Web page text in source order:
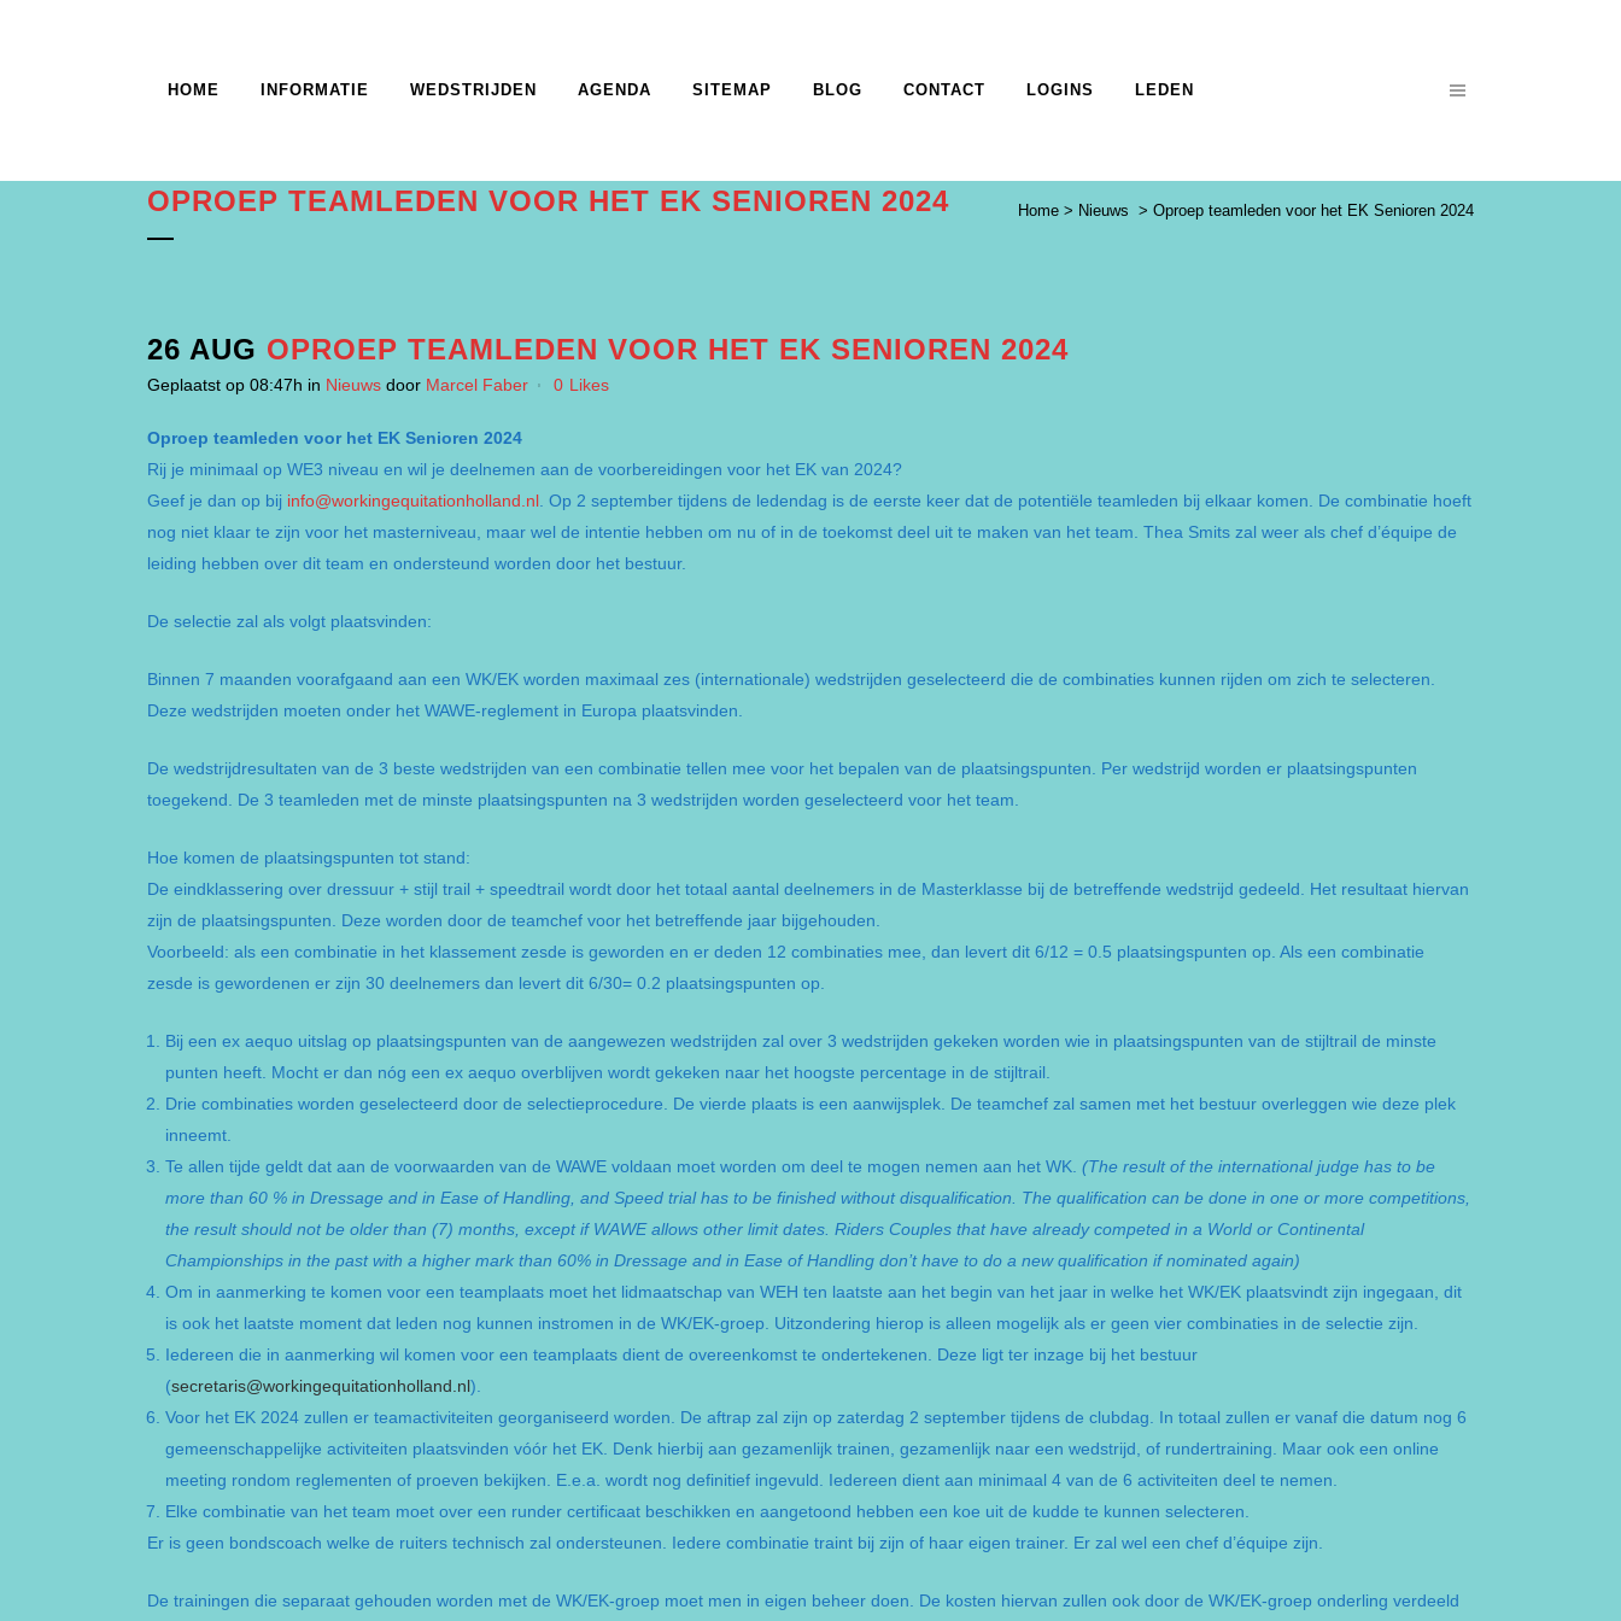
HOME INFORMATIE WEDSTRIJDEN AGENDA SITEMAP BLOG CONTACT LOGINS LEDEN
OPROEP TEAMLEDEN VOOR HET EK SENIOREN 2024 Home > Nieuws > Oproep teamleden voor het EK Senioren 2024
26 AUG OPROEP TEAMLEDEN VOOR HET EK SENIOREN 2024
Geplaatst op 08:47h in Nieuws door Marcel Faber 0 Likes
Oproep teamleden voor het EK Senioren 2024
Rij je minimaal op WE3 niveau en wil je deelnemen aan de voorbereidingen voor het EK van 2024?
Geef je dan op bij info@workingequitationholland.nl . Op 2 september tijdens de ledendag is de eerste keer dat de potentiële teamleden bij elkaar komen. De combinatie hoeft
nog niet klaar te zijn voor het masterniveau, maar wel de intentie hebben om nu of in de toekomst deel uit te maken van het team. Thea Smits zal weer als chef d’équipe de
leiding hebben over dit team en ondersteund worden door het bestuur.
De selectie zal als volgt plaatsvinden:
Binnen 7 maanden voorafgaand aan een WK/EK worden maximaal zes (internationale) wedstrijden geselecteerd die de combinaties kunnen rijden om zich te selecteren.
Deze wedstrijden moeten onder het WAWE-reglement in Europa plaatsvinden.
De wedstrijdresultaten van de 3 beste wedstrijden van een combinatie tellen mee voor het bepalen van de plaatsingspunten. Per wedstrijd worden er plaatsingspunten
toegekend. De 3 teamleden met de minste plaatsingspunten na 3 wedstrijden worden geselecteerd voor het team.
Hoe komen de plaatsingspunten tot stand:
De eindklassering over dressuur + stijl trail + speedtrail wordt door het totaal aantal deelnemers in de Masterklasse bij de betreffende wedstrijd gedeeld. Het resultaat hiervan
zijn de plaatsingspunten. Deze worden door de teamchef voor het betreffende jaar bijgehouden.
Voorbeeld: als een combinatie in het klassement zesde is geworden en er deden 12 combinaties mee, dan levert dit 6/12 = 0.5 plaatsingspunten op. Als een combinatie
zesde is gewordenen er zijn 30 deelnemers dan levert dit 6/30= 0.2 plaatsingspunten op.
Bij een ex aequo uitslag op plaatsingspunten van de aangewezen wedstrijden zal over 3 wedstrijden gekeken worden wie in plaatsingspunten van de stijltrail de minste
punten heeft. Mocht er dan nóg een ex aequo overblijven wordt gekeken naar het hoogste percentage in de stijltrail.
Drie combinaties worden geselecteerd door de selectieprocedure. De vierde plaats is een aanwijsplek. De teamchef zal samen met het bestuur overleggen wie deze plek
inneemt.
Te allen tijde geldt dat aan de voorwaarden van de WAWE voldaan moet worden om deel te mogen nemen aan het WK. (The result of the international judge has to be
more than 60 % in Dressage and in Ease of Handling, and Speed trial has to be finished without disqualification. The qualification can be done in one or more competitions,
the result should not be older than (7) months, except if WAWE allows other limit dates. Riders Couples that have already competed in a World or Continental
Championships in the past with a higher mark than 60% in Dressage and in Ease of Handling don’t have to do a new qualification if nominated again)
Om in aanmerking te komen voor een teamplaats moet het lidmaatschap van WEH ten laatste aan het begin van het jaar in welke het WK/EK plaatsvindt zijn ingegaan, dit
is ook het laatste moment dat leden nog kunnen instromen in de WK/EK-groep. Uitzondering hierop is alleen mogelijk als er geen vier combinaties in de selectie zijn.
Iedereen die in aanmerking wil komen voor een teamplaats dient de overeenkomst te ondertekenen. Deze ligt ter inzage bij het bestuur
(secretaris@workingequitationholland.nl).
Voor het EK 2024 zullen er teamactiviteiten georganiseerd worden. De aftrap zal zijn op zaterdag 2 september tijdens de clubdag. In totaal zullen er vanaf die datum nog 6
gemeenschappelijke activiteiten plaatsvinden vóór het EK. Denk hierbij aan gezamenlijk trainen, gezamenlijk naar een wedstrijd, of rundertraining. Maar ook een online
meeting rondom reglementen of proeven bekijken. E.e.a. wordt nog definitief ingevuld. Iedereen dient aan minimaal 4 van de 6 activiteiten deel te nemen.
Elke combinatie van het team moet over een runder certificaat beschikken en aangetoond hebben een koe uit de kudde te kunnen selecteren.
Er is geen bondscoach welke de ruiters technisch zal ondersteunen. Iedere combinatie traint bij zijn of haar eigen trainer. Er zal wel een chef d’équipe zijn.
De trainingen die separaat gehouden worden met de WK/EK-groep moet men in eigen beheer doen. De kosten hiervan zullen ook door de WK/EK-groep onderling verdeeld